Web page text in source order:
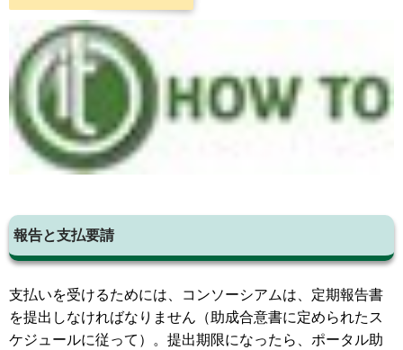
報告と支払要請
支払いを受けるためには、コンソーシアムは、定期報告書
を提出しなければなりません（助成合意書に定められたス
ケジュールに従って）。提出期限になったら、ポータル助